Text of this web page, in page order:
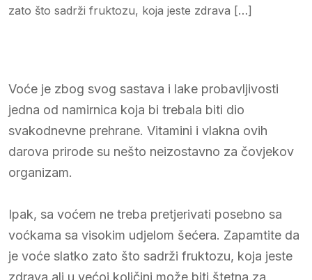
zato što sadrži fruktozu, koja jeste zdrava […]
Voće je zbog svog sastava i lake probavljivosti
jedna od namirnica koja bi trebala biti dio
svakodnevne prehrane. Vitamini i vlakna ovih
darova prirode su nešto neizostavno za čovjekov
organizam.
Ipak, sa voćem ne treba pretjerivati posebno sa
voćkama sa visokim udjelom šećera. Zapamtite da
je voće slatko zato što sadrži fruktozu, koja jeste
zdrava ali u većoj količini može biti štetna za